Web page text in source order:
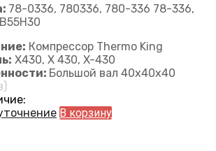
78-0336, 780336, 780-336 78-336,
Компрессор Thermo King
X430, X 430, X-430
Большой вал 40x40x40
В корзину